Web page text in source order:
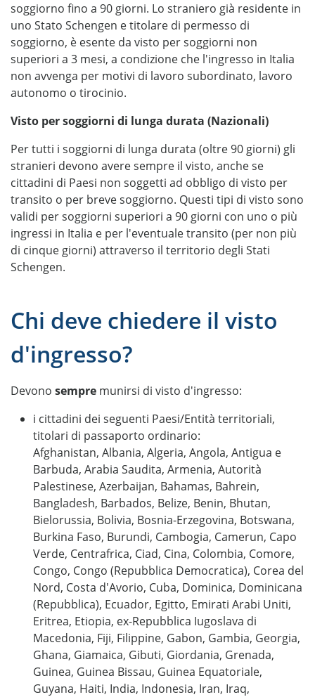
soggiorno fino a 90 giorni. Lo straniero già residente in
uno Stato Schengen e titolare di permesso di
soggiorno, è esente da visto per soggiorni non
superiori a 3 mesi, a condizione che l'ingresso in Italia
non avvenga per motivi di lavoro subordinato, lavoro
autonomo o tirocinio.
Visto per soggiorni di lunga durata (Nazionali)
Per tutti i soggiorni di lunga durata (oltre 90 giorni) gli
stranieri devono avere sempre il visto, anche se
cittadini di Paesi non soggetti ad obbligo di visto per
transito o per breve soggiorno. Questi tipi di visto sono
validi per soggiorni superiori a 90 giorni con uno o più
ingressi in Italia e per l'eventuale transito (per non più
di cinque giorni) attraverso il territorio degli Stati
Schengen.
Chi deve chiedere il visto
d'ingresso?
Devono sempre munirsi di visto d'ingresso:
i cittadini dei seguenti Paesi/Entità territoriali,
titolari di passaporto ordinario:
Afghanistan, Albania, Algeria, Angola, Antigua e
Barbuda, Arabia Saudita, Armenia, Autorità
Palestinese, Azerbaijan, Bahamas, Bahrein,
Bangladesh, Barbados, Belize, Benin, Bhutan,
Bielorussia, Bolivia, Bosnia-Erzegovina, Botswana,
Burkina Faso, Burundi, Cambogia, Camerun, Capo
Verde, Centrafrica, Ciad, Cina, Colombia, Comore,
Congo, Congo (Repubblica Democratica), Corea del
Nord, Costa d'Avorio, Cuba, Dominica, Dominicana
(Repubblica), Ecuador, Egitto, Emirati Arabi Uniti,
Eritrea, Etiopia, ex-Repubblica Iugoslava di
Macedonia, Fiji, Filippine, Gabon, Gambia, Georgia,
Ghana, Giamaica, Gibuti, Giordania, Grenada,
Guinea, Guinea Bissau, Guinea Equatoriale,
Guyana, Haiti, India, Indonesia, Iran, Iraq,